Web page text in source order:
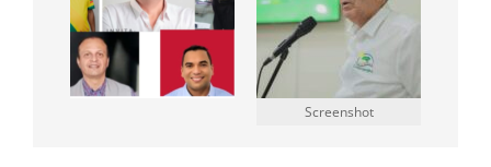
Screenshot